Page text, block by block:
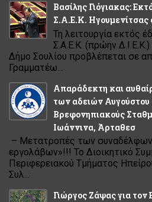
Βασίλης Γιόγιακας:
Σ.Α.Ε.Κ. Ηγουμενίτσας
Τη λειτουργία εκτός
Σ.Α.Ε.Κ. (πρώην
Δήμο Σουλίου προβλέπεται σε
Γραμματέω...
Απαράδεκτη και
των αδειών
Βρεφονηπιακούς
Ιωάννινα, Άρταθεσ
– Μετατροπές των
εργολάβων»!!! Το Διοικητικό
Περιφερειακού Τμήματος
Συλ...
Γιώργος Ζάψας για